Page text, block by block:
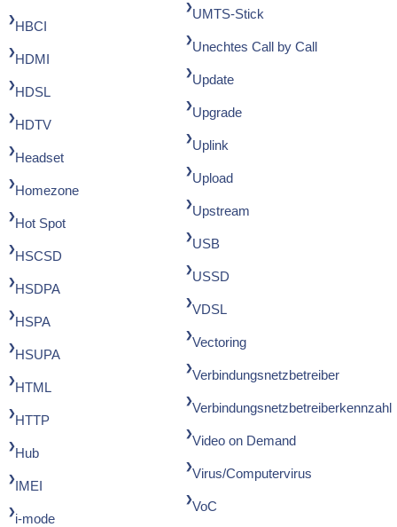
HBCI
HDMI
HDSL
HDTV
Headset
Homezone
Hot Spot
HSCSD
HSDPA
HSPA
HSUPA
HTML
HTTP
Hub
IMEI
i-mode
UMTS-Stick
Unechtes Call by Call
Update
Upgrade
Uplink
Upload
Upstream
USB
USSD
VDSL
Vectoring
Verbindungsnetzbetreiber
Verbindungsnetzbetreiberkennzahl
Video on Demand
Virus/Computervirus
VoC